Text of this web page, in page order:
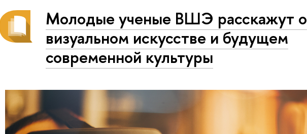
Молодые ученые ВШЭ расскажут о
визуальном искусстве и будущем
современной культуры